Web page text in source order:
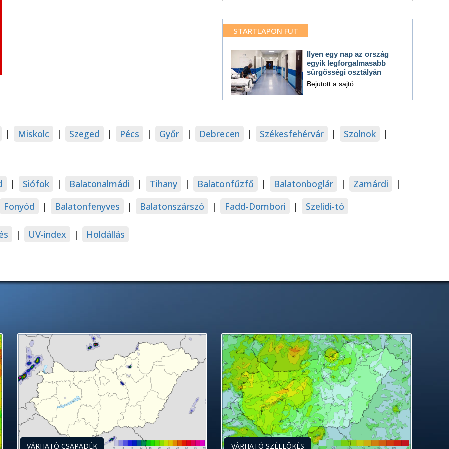
STARTLAPON FUT
Ilyen egy nap az ország
egyik legforgalmasabb
sürgősségi osztályán
Bejutott a sajtó.
| Miskolc | Szeged | Pécs | Győr | Debrecen | Székesfehérvár | Szolnok
|
| Siófok | Balatonalmádi | Tihany | Balatonfűzfő | Balatonboglár | Zamárdi
|
Fonyód | Balatonfenyves | Balatonszárszó | Fadd-Dombori | Szelidi-tó
| UV-index | Holdállás
VÁRHATÓ CSAPADÉK VÁRHATÓ SZÉLLÖKÉS